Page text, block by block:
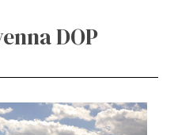
DOP